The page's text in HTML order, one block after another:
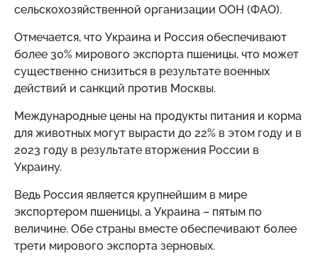
сельскохозяйственной организации ООН (ФАО).
Отмечается, что Украина и Россия обеспечивают
более 30% мирового экспорта пшеницы, что может
существенно снизиться в результате военных
действий и санкций против Москвы.
Международные цены на продукты питания и корма
для животных могут вырасти до 22% в этом году и в
2023 году в результате вторжения России в
Украину.
Ведь Россия является крупнейшим в мире
экспортером пшеницы, а Украина – пятым по
величине. Обе страны вместе обеспечивают более
трети мирового экспорта зерновых.